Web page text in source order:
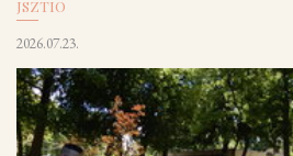
JSZTIO
2026.07.23.